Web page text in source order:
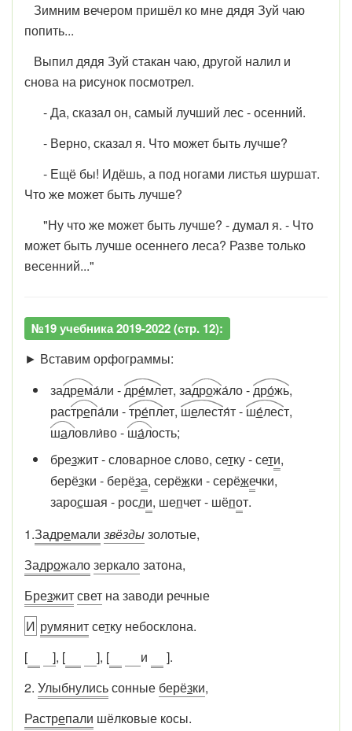
Зимним вечером пришёл ко мне дядя Зуй чаю
попить...
Выпил дядя Зуй стакан чаю, другой налил и
снова на рисунок посмотрел.
- Да, сказал он, самый лучший лес - осенний.
- Верно, сказал я. Что может быть лучше?
- Ещё бы! Идёшь, а под ногами листья шуршат.
Что же может быть лучше?
"Ну что же может быть лучше? - думал я. - Что
может быть лучше осеннего леса? Разве только
весенний..."
№19 учебника 2019-2022 (стр. 12):
► Вставим орфограммы:
задрема́ли -дре́млет, задрожа́ло -дро́жь,
растрепа́ли -тре́плет, шелестя́т -ше́лест,
шаловли́во -ша́лость;
брезжит - словарное слово, сетку - сети,
берёзки - берёза, серёжки - серёжечки,
заросшая - росли, шепчет - шёпот.
1.Задремали звёздызолотые,
Задрожалозеркалозатона,
Брезжитсвет на заводи речные
И румянитсетку небосклона.
[
], [ ], [ и
].
2. Улыбнулисьсонные берёзки,
Растрепали шёлковые косы.